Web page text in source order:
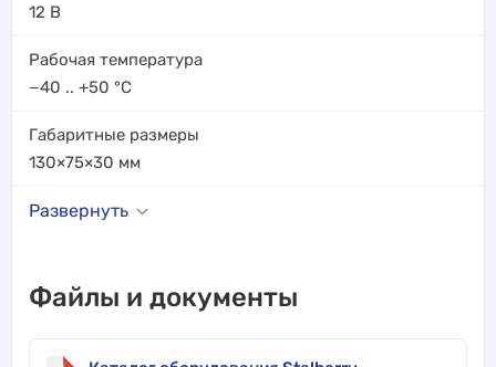
12 В
Рабочая температура
−40 .. +50 °C
Габаритные размеры
130×75×30 мм
Развернуть
Файлы и документы